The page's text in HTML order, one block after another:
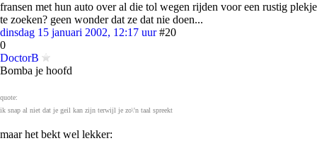
fransen met hun auto over al die tol wegen rijden voor een rustig plekje
te zoeken? geen wonder dat ze dat nie doen...
dinsdag 15 januari 2002, 12:17 uur #20
0
DoctorB
Bomba je hoofd
quote:
ik snap al niet dat je geil kan zijn terwijl je zo\'n taal spreekt
maar het bekt wel lekker: